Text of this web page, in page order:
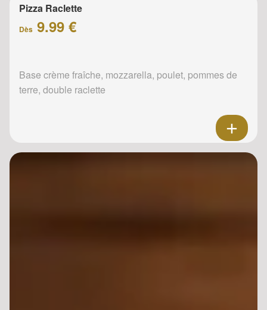
Pizza Raclette
Dès 9.99 €
Base crème fraîche, mozzarella, poulet, pommes de
terre, double raclette